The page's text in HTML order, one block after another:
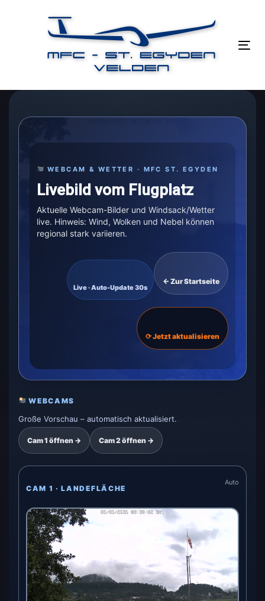
überspringen
Inhalt
springen
WEBCAM & WETTER · MFC ST. EGYDEN
Livebild vom Flugplatz
Aktuelle Webcam-Bilder und Windsack/Wetter
live. Hinweis: Wind, Wolken und Nebel können
regional stark variieren.
Live · Auto-Update 30s
← Zur Startseite
⟳ Jetzt aktualisieren
WEBCAMS
Große Vorschau – automatisch aktualisiert.
Cam 1 öffnen → Cam 2 öffnen →
CAM 1 · LANDEFLÄCHE
Auto